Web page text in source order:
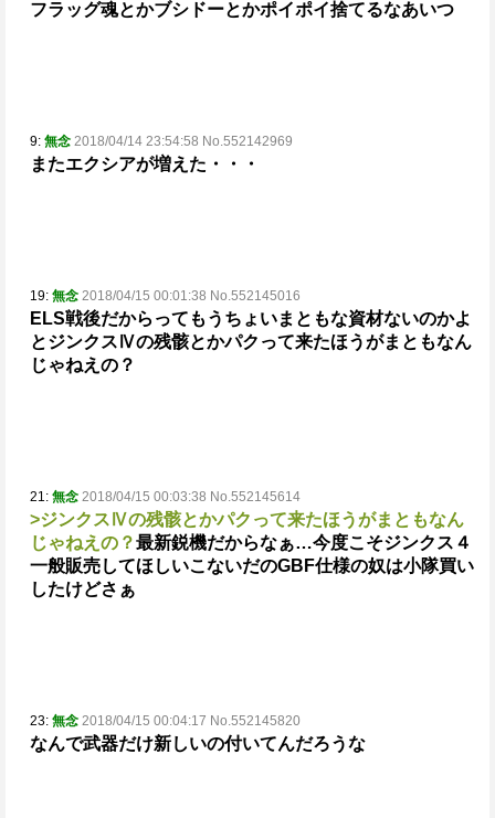
フラッグ魂とかブシドーとかポイポイ捨てるなあいつ
9: 無念 2018/04/14 23:54:58 No.552142969
またエクシアが増えた・・・
19: 無念 2018/04/15 00:01:38 No.552145016
ELS戦後だからってもうちょいまともな資材ないのかよ
とジンクスⅣの残骸とかパクって来たほうがまともなん
じゃねえの？
21: 無念 2018/04/15 00:03:38 No.552145614
>ジンクスⅣの残骸とかパクって来たほうがまともなん
じゃねえの？最新鋭機だからなぁ…今度こそジンクス４
一般販売してほしいこないだのGBF仕様の奴は小隊買い
したけどさぁ
23: 無念 2018/04/15 00:04:17 No.552145820
なんで武器だけ新しいの付いてんだろうな